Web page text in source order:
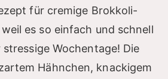
für cremige Brokkoli-
es so einfach und schnell
Wochentage! Die
Hähnchen, knackigem